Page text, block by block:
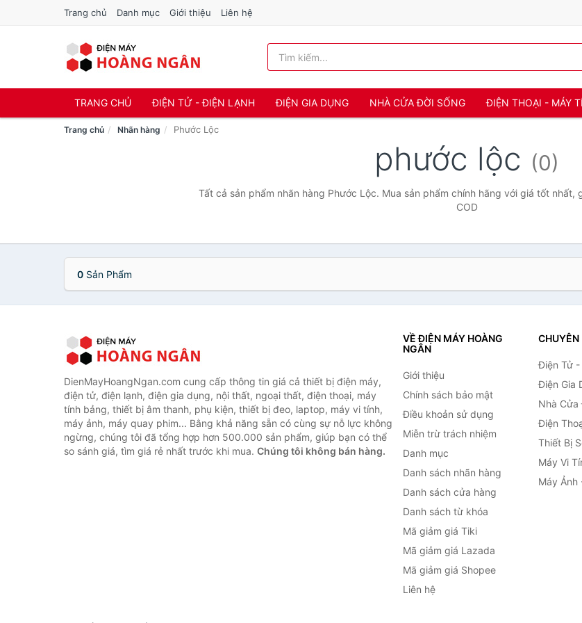
Trang chủ Danh mục Giới thiệu Liên hệ
TRANG CHỦ ĐIỆN TỬ - ĐIỆN LẠNH ĐIỆN GIA DỤNG NHÀ CỬA ĐỜI SỐNG ĐIỆN THOẠI - MÁY
Trang chủ Nhãn hàng Phước Lộc
phước lộc (0)
Tất cả sản phẩm nhãn hàng Phước Lộc. Mua sản phẩm chính hãng với giá tốt nhất,
COD
0 Sản Phẩm
DienMayHoangNgan.com cung cấp thông tin giá cả thiết bị điện máy,
điện tử, điện lạnh, điện gia dụng, nội thất, ngoại thất, điện thoại, máy
tính bảng, thiết bị âm thanh, phụ kiện, thiết bị đeo, laptop, máy vi tính,
máy ảnh, máy quay phim... Bằng khả năng sẵn có cùng sự nỗ lực không
ngừng, chúng tôi đã tổng hợp hơn 500.000 sản phẩm, giúp bạn có thể
so sánh giá, tìm giá rẻ nhất trước khi mua. Chúng tôi không bán hàng.
VỀ ĐIỆN MÁY HOÀNG
NGÂN
Giới thiệu
Chính sách bảo mật
Điều khoản sử dụng
Miễn trừ trách nhiệm
Danh mục
Danh sách nhãn hàng
Danh sách cửa hàng
Danh sách từ khóa
Mã giảm giá Tiki
Mã giảm giá Lazada
Mã giảm giá Shopee
Liên hệ
CHUYÊN
Điện Tử -
Điện Gia
Nhà Cửa
Điện
Thiết Bị
Máy Vi
Máy Ảnh